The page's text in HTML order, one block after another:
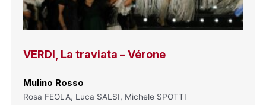
VERDI, La traviata – Vérone
Mulino Rosso
Rosa FEOLA, Luca SALSI, Michele SPOTTI